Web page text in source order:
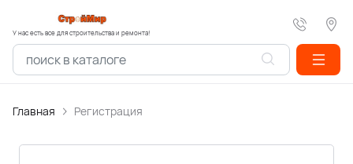
У нас есть все для строительства и ремонта!
Главная Регистрация